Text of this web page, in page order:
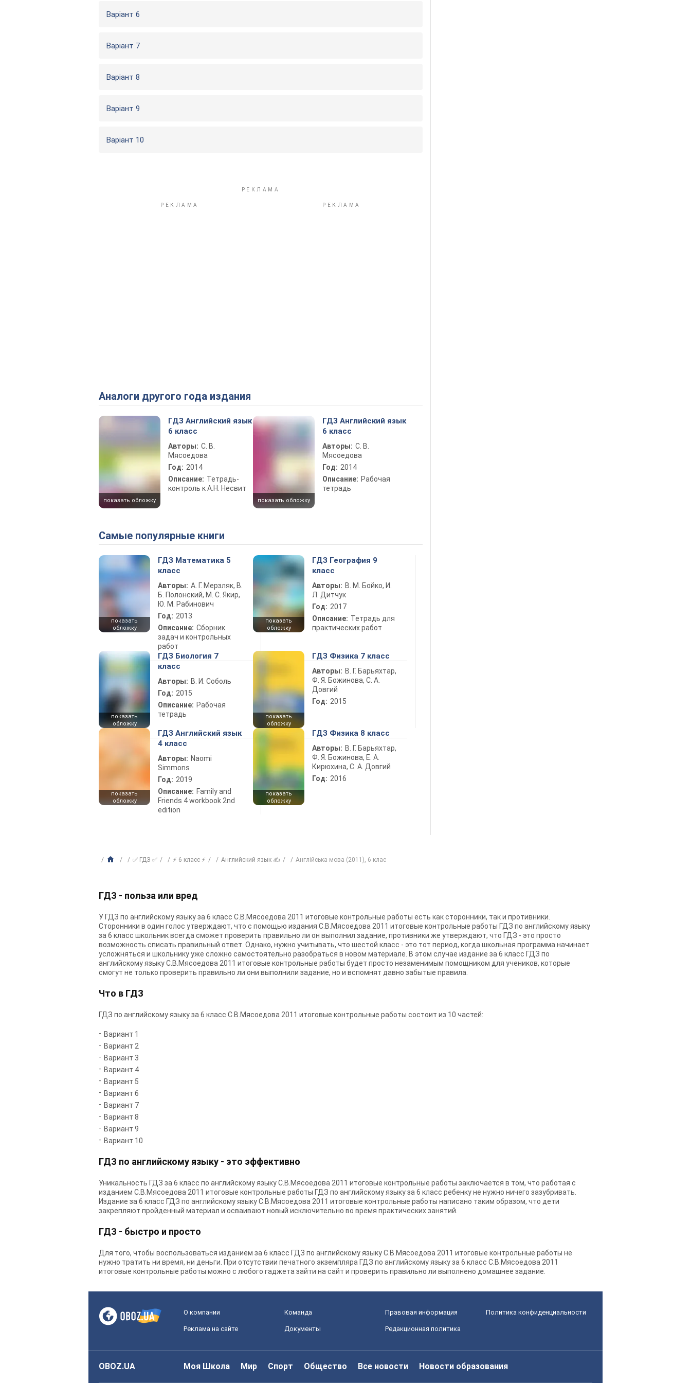
Варіант 6
Варіант 7
Варіант 8
Варіант 9
Варіант 10
Аналоги другого года издания
показать обложку
ГДЗ Английский язык
6 класс
Авторы: С. В.
Мясоедова
Год: 2014
Описание: Тетрадь-
контроль к А.Н. Несвит
показать обложку
ГДЗ Английский язык
6 класс
Авторы: С. В.
Мясоедова
Год: 2014
Описание: Рабочая
тетрадь
Самые популярные книги
показать
обложку
ГДЗ Математика 5
класс
Авторы: А. Г. Мерзляк, В.
Б. Полонский, М. С. Якир,
Ю. М. Рабинович
Год: 2013
Описание: Сборник
задач и контрольных
работ
показать
обложку
ГДЗ География 9
класс
Авторы: В. М. Бойко, И.
Л. Дитчук
Год: 2017
Описание: Тетрадь для
практических работ
показать
обложку
ГДЗ Биология 7
класс
Авторы: В. И. Соболь
Год: 2015
Описание: Рабочая
тетрадь
показать
обложку
ГДЗ Физика 7 класс
Авторы: В. Г. Барьяхтар,
Ф. Я. Божинова, С. А.
Довгий
Год: 2015
показать
обложку
ГДЗ Английский язык
4 класс
Авторы: Naomi
Simmons
Год: 2019
Описание: Family and
Friends 4 workbook 2nd
edition
показать
обложку
ГДЗ Физика 8 класс
Авторы: В. Г. Барьяхтар,
Ф. Я. Божинова, Е. А.
Кирюхина, С. А. Довгий
Год: 2016
✅ ГДЗ ✅ ⚡ 6 класс ⚡ Английский язык ✍ Англійська мова (2011), 6 клас
ГДЗ - польза или вред
У ГДЗ по английскому языку за 6 класс С.В.Мясоедова 2011 итоговые контрольные работы есть как сторонники, так и противники.
Сторонники в один голос утверждают, что с помощью издания С.В.Мясоедова 2011 итоговые контрольные работы ГДЗ по английскому языку
за 6 класс школьник всегда сможет проверить правильно ли он выполнил задание, противники же утверждают, что ГДЗ - это просто
возможность списать правильный ответ. Однако, нужно учитывать, что шестой класс - это тот период, когда школьная программа начинает
усложняться и школьнику уже сложно самостоятельно разобраться в новом материале. В этом случае издание за 6 класс ГДЗ по
английскому языку С.В.Мясоедова 2011 итоговые контрольные работы будет просто незаменимым помощником для учеников, которые
смогут не только проверить правильно ли они выполнили задание, но и вспомнят давно забытые правила.
Что в ГДЗ
ГДЗ по английскому языку за 6 класс С.В.Мясоедова 2011 итоговые контрольные работы состоит из 10 частей:
Вариант 1
Вариант 2
Вариант 3
Вариант 4
Вариант 5
Вариант 6
Вариант 7
Вариант 8
Вариант 9
Вариант 10
ГДЗ по английскому языку - это эффективно
Уникальность ГДЗ за 6 класс по английскому языку С.В.Мясоедова 2011 итоговые контрольные работы заключается в том, что работая с
изданием С.В.Мясоедова 2011 итоговые контрольные работы ГДЗ по английскому языку за 6 класс ребенку не нужно ничего зазубривать.
Издание за 6 класс ГДЗ по английскому языку С.В.Мясоедова 2011 итоговые контрольные работы написано таким образом, что дети
закрепляют пройденный материал и осваивают новый исключительно во время практических занятий.
ГДЗ - быстро и просто
Для того, чтобы воспользоваться изданием за 6 класс ГДЗ по английскому языку С.В.Мясоедова 2011 итоговые контрольные работы не
нужно тратить ни время, ни деньги. При отсутствии печатного экземпляра ГДЗ по английскому языку за 6 класс С.В.Мясоедова 2011
итоговые контрольные работы можно с любого гаджета зайти на сайт и проверить правильно ли выполнено домашнее задание.
О компании Команда Правовая информация Политика конфиденциальности
Реклама на сайте Документы Редакционная политика
OBOZ.UA Моя Школа Мир Спорт Общество Все новости Новости образования